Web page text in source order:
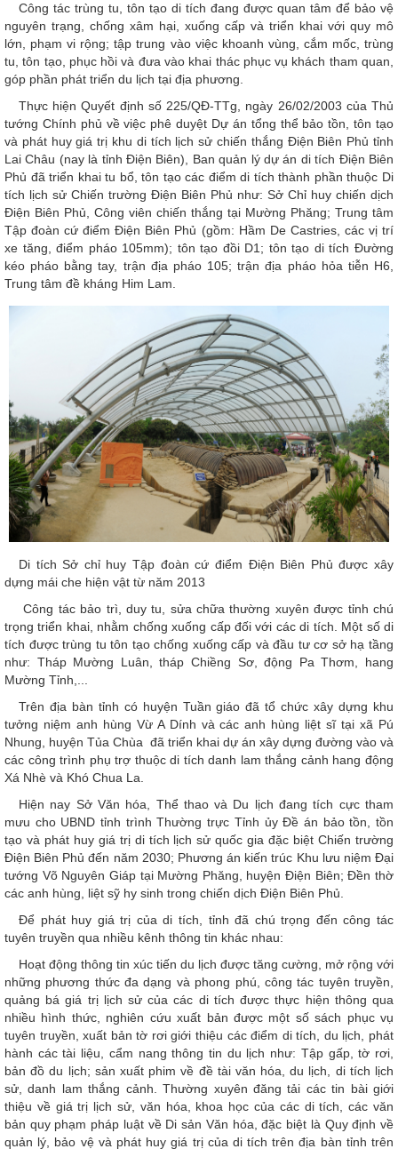
Công tác trùng tu, tôn tạo di tích đang được quan tâm để bảo vệ
nguyên trạng, chống xâm hại, xuống cấp và triển khai với quy mô
lớn, phạm vi rộng; tập trung vào việc khoanh vùng, cắm mốc, trùng
tu, tôn tạo, phục hồi và đưa vào khai thác phục vụ khách tham quan,
góp phần phát triển du lịch tại địa phương.
Thực hiện Quyết định số 225/QĐ-TTg, ngày 26/02/2003 của Thủ
tướng Chính phủ về việc phê duyệt Dự án tổng thể bảo tồn, tôn tạo
và phát huy giá trị khu di tích lịch sử chiến thắng Điện Biên Phủ tỉnh
Lai Châu (nay là tỉnh Điện Biên), Ban quản lý dự án di tích Điện Biên
Phủ đã triển khai tu bổ, tôn tạo các điểm di tích thành phần thuộc Di
tích lịch sử Chiến trường Điện Biên Phủ như: Sở Chỉ huy chiến dịch
Điện Biên Phủ, Công viên chiến thắng tại Mường Phăng; Trung tâm
Tập đoàn cứ điểm Điện Biên Phủ (gồm: Hầm De Castries, các vị trí
xe tăng, điểm pháo 105mm); tôn tạo đồi D1; tôn tạo di tích Đường
kéo pháo bằng tay, trận địa pháo 105; trận địa pháo hỏa tiễn H6,
Trung tâm đề kháng Him Lam.
Di tích Sở chỉ huy Tập đoàn cứ điểm Điện Biên Phủ được xây
dựng mái che hiện vật từ năm 2013
Công tác bảo trì, duy tu, sửa chữa thường xuyên được tỉnh chú
trọng triển khai, nhằm chống xuống cấp đối với các di tích. Một số di
tích được trùng tu tôn tạo chống xuống cấp và đầu tư cơ sở hạ tầng
như: Tháp Mường Luân, tháp Chiềng Sơ, động Pa Thơm, hang
Mường Tỉnh,...
Trên địa bàn tỉnh có huyện Tuần giáo đã tổ chức xây dựng khu
tưởng niệm anh hùng Vừ A Dính và các anh hùng liệt sĩ tại xã Pú
Nhung, huyện Tủa Chùa đã triển khai dự án xây dựng đường vào và
các công trình phụ trợ thuộc di tích danh lam thắng cảnh hang động
Xá Nhè và Khó Chua La.
Hiện nay Sở Văn hóa, Thể thao và Du lịch đang tích cực tham
mưu cho UBND tỉnh trình Thường trực Tỉnh ủy Đề án bảo tồn, tồn
tạo và phát huy giá trị di tích lịch sử quốc gia đặc biệt Chiến trường
Điện Biên Phủ đến năm 2030; Phương án kiến trúc Khu lưu niệm Đại
tướng Võ Nguyên Giáp tại Mường Phăng, huyện Điện Biên; Đền thờ
các anh hùng, liệt sỹ hy sinh trong chiến dịch Điện Biên Phủ.
Để phát huy giá trị của di tích, tỉnh đã chú trọng đến công tác
tuyên truyền qua nhiều kênh thông tin khác nhau:
Hoạt động thông tin xúc tiến du lịch được tăng cường, mở rộng với
những phương thức đa dạng và phong phú, công tác tuyên truyền,
quảng bá giá trị lịch sử của các di tích được thực hiện thông qua
nhiều hình thức, nghiên cứu xuất bản được một số sách phục vụ
tuyên truyền, xuất bản tờ rơi giới thiệu các điểm di tích, du lịch, phát
hành các tài liệu, cẩm nang thông tin du lịch như: Tập gấp, tờ rơi,
bản đồ du lịch; sản xuất phim về đề tài văn hóa, du lịch, di tích lịch
sử, danh lam thắng cảnh. Thường xuyên đăng tải các tin bài giới
thiệu về giá trị lịch sử, văn hóa, khoa học của các di tích, các văn
bản quy phạm pháp luật về Di sản Văn hóa, đặc biệt là Quy định về
quản lý, bảo vệ và phát huy giá trị của di tích trên địa bàn tỉnh trên